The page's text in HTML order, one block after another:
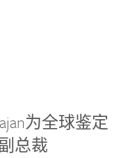
为全球鉴定
总裁